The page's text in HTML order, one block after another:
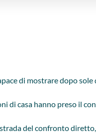
di mostrare dopo
di casa hanno preso il
del confronto